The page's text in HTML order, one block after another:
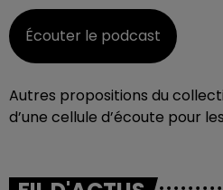
Écouter le podcast
Autres propositions du
d’une cellule d’écoute pour